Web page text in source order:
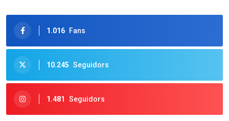
1.016 Fans
10.245 Seguidors
1.481 Seguidors